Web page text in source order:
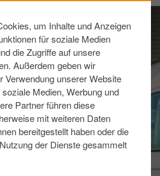
um Inhalte und Anzeigen
für soziale Medien
die Zugriffe auf unsere
Außerdem geben wir
Verwendung unserer Website
Medien, Werbung und
Partner führen diese
mit weiteren Daten
bereitgestellt haben oder die
der Dienste gesammelt
TANKKARTE